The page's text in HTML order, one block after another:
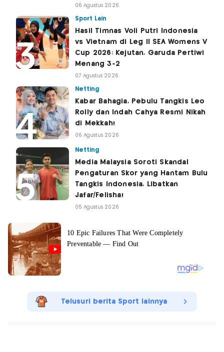
06 Agustus 2026
Sport Lain
Hasil Timnas Voli Putri Indonesia
vs Vietnam di Leg II SEA Womens V
Cup 2026: Kejutan, Garuda Pertiwi
Menang 3-2
07 Agustus 2026
Netting
Kabar Bahagia, Pebulu Tangkis Leo
Rolly dan Indah Cahya Resmi Nikah
di Mekkah!
06 Agustus 2026
Netting
Media Malaysia Soroti Skandal
Pengaturan Skor yang Hantam Bulu
Tangkis Indonesia, Libatkan
Jafar/Felisha!
05 Agustus 2026
Telusuri berita Sport lainnya